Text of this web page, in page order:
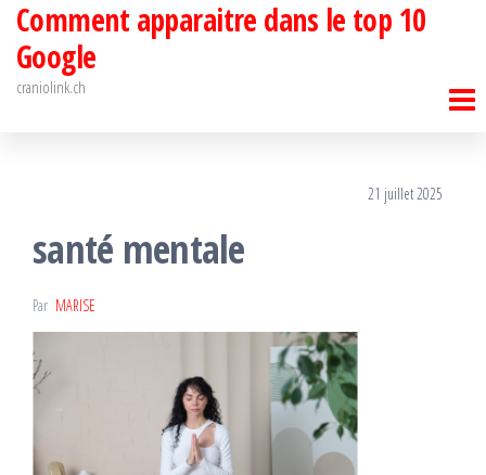
Passer
contenu
Comment apparaitre dans le top 10
Google
craniolink.ch
21 juillet 2025
santé mentale
Par MARISE